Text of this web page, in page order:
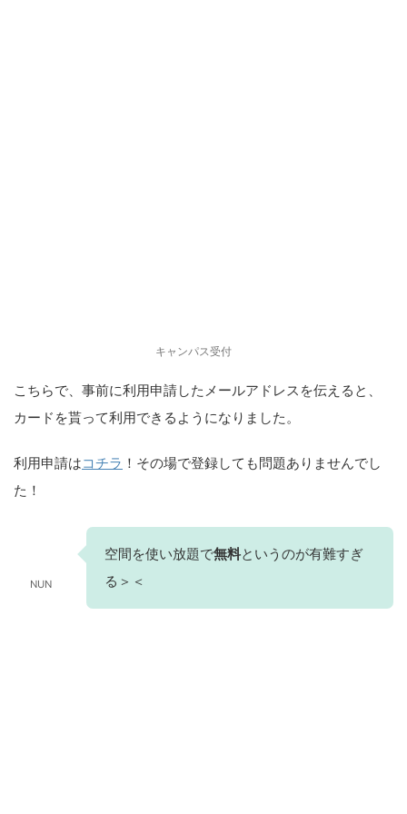
キャンパス受付
こちらで、事前に利用申請したメールアドレスを伝えると、
カードを貰って利用できるようになりました。
利用申請はコチラ ！その場で登録しても問題ありませんでし
た！
NUN
空間を使い放題で無料というのが有難すぎ
る＞＜